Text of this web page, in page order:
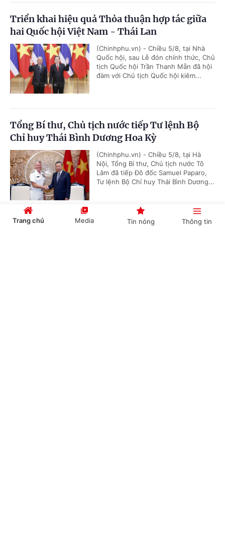
Triển khai hiệu quả Thỏa thuận hợp tác giữa
hai Quốc hội Việt Nam - Thái Lan
(Chinhphu.vn) - Chiều 5/8, tại Nhà
Quốc hội, sau Lễ đón chính thức, Chủ
tịch Quốc hội Trần Thanh Mẫn đã hội
đàm với Chủ tịch Quốc hội kiêm...
Tổng Bí thư, Chủ tịch nước tiếp Tư lệnh Bộ
Chỉ huy Thái Bình Dương Hoa Kỳ
(Chinhphu.vn) - Chiều 5/8, tại Hà
Nội, Tổng Bí thư, Chủ tịch nước Tô
Lâm đã tiếp Đô đốc Samuel Paparo,
Tư lệnh Bộ Chỉ huy Thái Bình Dương...
Trang chủ Media Tin nóng Thông tin